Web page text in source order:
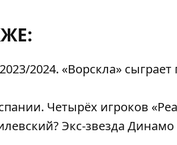
2024. «Ворскла»
Четырёх игроков
Экс-звезда